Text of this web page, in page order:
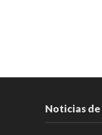
Noticias